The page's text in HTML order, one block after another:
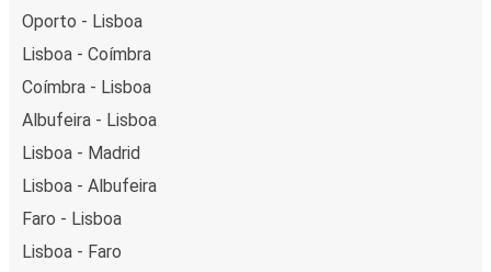
Oporto - Lisboa
Lisboa - Coímbra
Coímbra - Lisboa
Albufeira - Lisboa
Lisboa - Madrid
Lisboa - Albufeira
Faro - Lisboa
Lisboa - Faro